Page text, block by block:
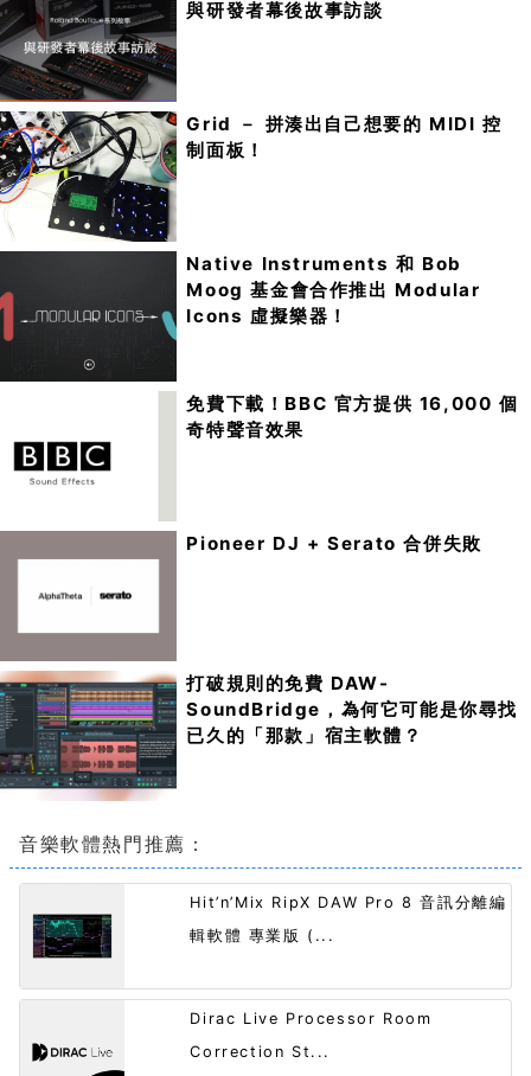
與研發者幕後故事訪談
Grid － 拼湊出自己想要的 MIDI 控
制面板！
Native Instruments 和 Bob
Moog 基金會合作推出 Modular
Icons 虛擬樂器！
免費下載！BBC 官方提供 16,000 個
奇特聲音效果
Pioneer DJ + Serato 合併失敗
打破規則的免費 DAW-
SoundBridge，為何它可能是你尋找
已久的「那款」宿主軟體？
音樂軟體熱門推薦：
Hit’n’Mix RipX DAW Pro 8 音訊分離編
輯軟體 專業版 (...
Dirac Live Processor Room
Correction St...